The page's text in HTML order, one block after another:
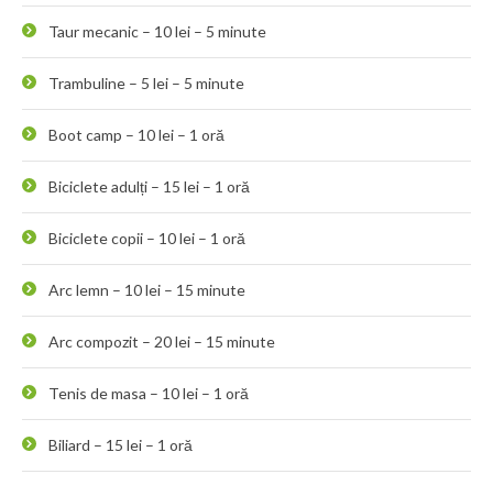
Taur mecanic – 10 lei – 5 minute
Trambuline – 5 lei – 5 minute
Boot camp – 10 lei – 1 oră
Biciclete adulți – 15 lei – 1 oră
Biciclete copii – 10 lei – 1 oră
Arc lemn – 10 lei – 15 minute
Arc compozit – 20 lei – 15 minute
Tenis de masa – 10 lei – 1 oră
Biliard – 15 lei – 1 oră